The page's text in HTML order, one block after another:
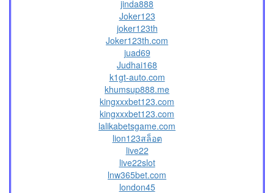
jinda888
Joker123
joker123th
Joker123th.com
juad69
Judhai168
k1gt-auto.com
khumsup888.me
kingxxxbet123.com
kingxxxbet123.com
lalikabetsgame.com
lion123สล็อต
live22
live22slot
lnw365bet.com
london45